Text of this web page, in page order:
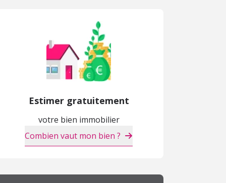
Estimer gratuitement
votre bien immobilier
Combien vaut mon bien ?